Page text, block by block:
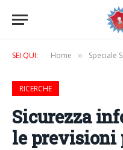
SEI QUI: Home » Speciale
RICERCHE
Sicurezza
le previsioni